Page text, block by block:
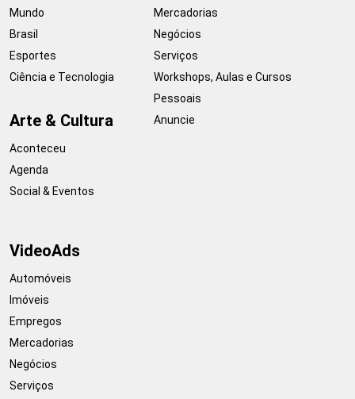
Mundo
Brasil
Esportes
Ciência e Tecnologia
Arte & Cultura
Aconteceu
Agenda
Social & Eventos
Mercadorias
Negócios
Serviços
Workshops, Aulas e Cursos
Pessoais
Anuncie
VideoAds
Automóveis
Imóveis
Empregos
Mercadorias
Negócios
Serviços